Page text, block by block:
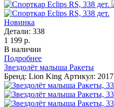
Новинка
Детали: 338
1 199 р.
В наличии
Подробнее
Звездолёт малыша Ракеты
Бренд: Lion King Артикул: 2017